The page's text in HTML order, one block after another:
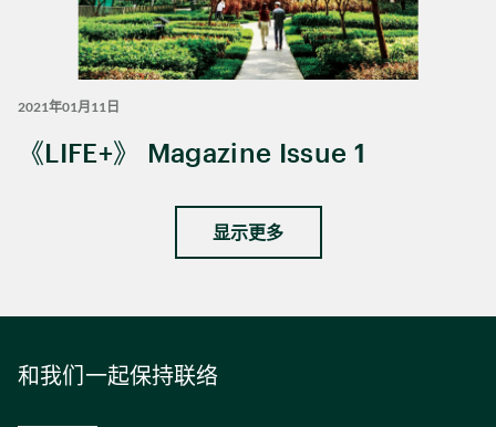
2021年01月11日
《LIFE+》 Magazine Issue 1
显示更多
和我们一起保持联络